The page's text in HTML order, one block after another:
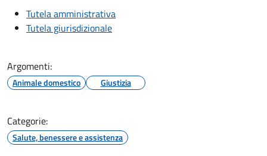
Tutela amministrativa
Tutela giurisdizionale
Argomenti:
Animale domestico Giustizia
Categorie:
Salute, benessere e assistenza